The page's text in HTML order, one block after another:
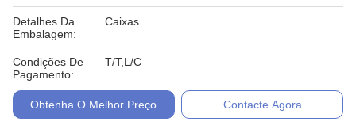
Detalhes Da
Embalagem:
Caixas
Condições De
Pagamento:
T/T,L/C
Obtenha O Melhor Preço Contacte Agora